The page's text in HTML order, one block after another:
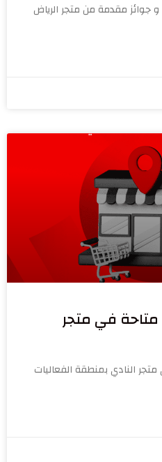
و جوائز مقدمة من متجر الرياض
متاحة في متجر
النادي بمنطقة الفعاليات